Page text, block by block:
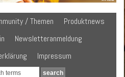
/ Themen
Produktnews
Newsletteranmeldung
Impressum